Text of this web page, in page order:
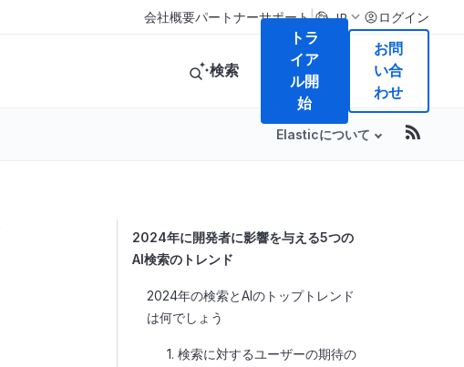
会社概要パートナーサポート| JP ログイン
検索
トラ
イア
ル開
始
お問
い合
わせ
Elasticについて
Table of
2024年に開発者に影響を与える5つの
AI検索のトレンド
2024年の検索とAIのトップトレンド
は何でしょう
1. 検索に対するユーザーの期待の